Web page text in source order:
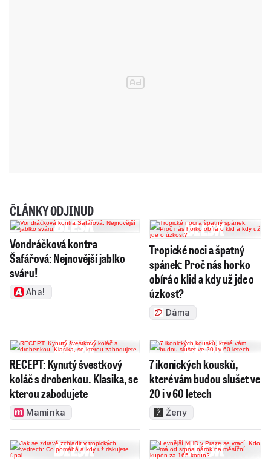
ČLÁNKY ODJINUD
Vondráčková kontra
Šafářová: Nejnovější jablko
sváru!
Aha!
Tropické noci a špatný
spánek: Proč nás horko
obírá o klid a kdy už jde o
úzkost?
Dáma
RECEPT: Kynutý švestkový
koláč s drobenkou. Klasika, se
kterou zabodujete
Maminka
7 ikonických kousků,
které vám budou slušet ve
20 i v 60 letech
Ženy